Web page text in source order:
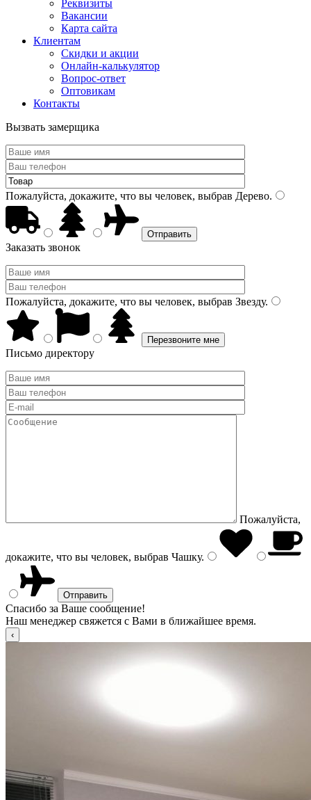
Реквизиты
Вакансии
Карта сайта
Клиентам
Скидки и акции
Онлайн-калькулятор
Вопрос-ответ
Оптовикам
Контакты
Вызвать замерщика
Пожалуйста, докажите, что вы человек, выбрав Дерево.
Заказать звонок
Пожалуйста, докажите, что вы человек, выбрав Звезду.
Письмо директору
Пожалуйста,
докажите, что вы человек, выбрав Чашку.
Спасибо за Ваше сообщение!
Наш менеджер свяжется с Вами в ближайшее время.